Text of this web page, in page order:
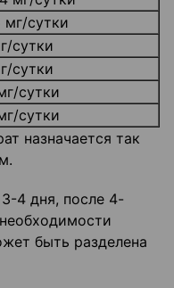
мг/сутки
сутки
сутки
сутки
сутки
назначается так
4 дня, после 4-
быть разделена